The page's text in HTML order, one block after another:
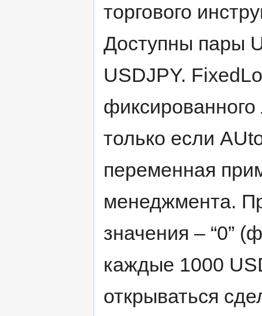
торгового
Доступны пары
USDJPY.
только если
переменная
менеджмента.
значения – “0”
каждые 1000
открываться